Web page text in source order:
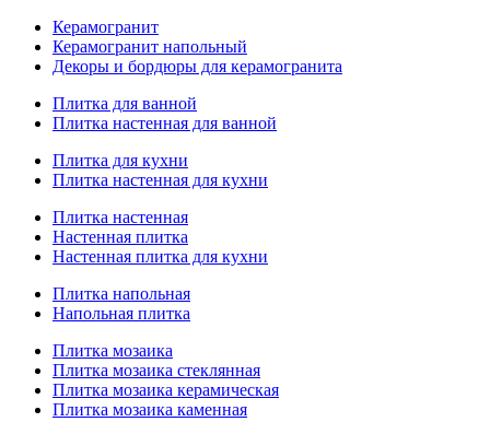
Керамогранит
Керамогранит напольный
Декоры и бордюры для керамогранита
Плитка для ванной
Плитка настенная для ванной
Плитка для кухни
Плитка настенная для кухни
Плитка настенная
Настенная плитка
Настенная плитка для кухни
Плитка напольная
Напольная плитка
Плитка мозаика
Плитка мозаика стеклянная
Плитка мозаика керамическая
Плитка мозаика каменная